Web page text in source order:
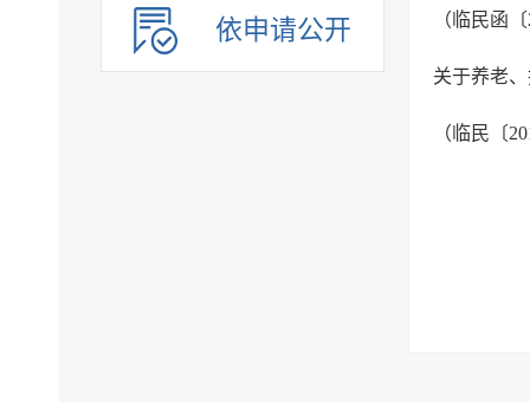
依申请公开
关于养老